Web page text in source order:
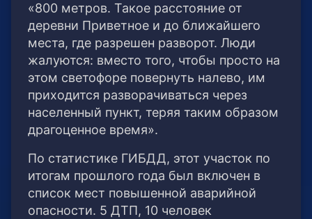
«800 метров. Такое расстояние от
деревни Приветное и до ближайшего
места, где разрешен разворот. Люди
жалуются: вместо того, чтобы просто на
этом светофоре повернуть налево, им
приходится разворачиваться через
населенный пункт, теряя таким образом
драгоценное время».
По статистике ГИБДД, этот участок по
итогам прошлого года был включен в
список мест повышенной аварийной
опасности. 5 ДТП, 10 человек